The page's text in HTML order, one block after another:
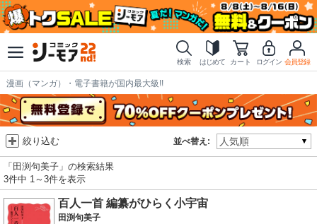
検索 はじめて カート ログイン 会員登録
漫画（マンガ）・電子書籍が国内最大級!!
並べ替え:
絞り込む
「田渕句美子」の検索結果
3件中 1～3件を表示
百人一首 編纂がひらく小宇宙
田渕句美子